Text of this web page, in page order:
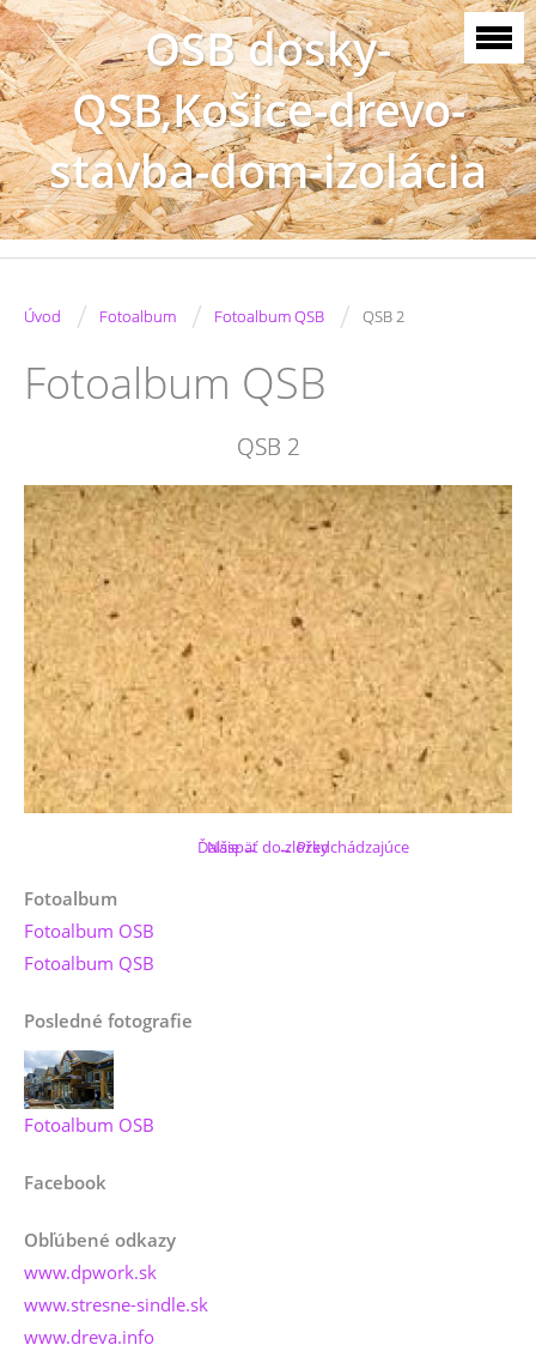
OSB dosky-
QSB,Košice-drevo-
stavba-dom-izolácia
Úvod / Fotoalbum / Fotoalbum QSB / QSB 2
Fotoalbum QSB
QSB 2
← Predchádzajúce
Ďalšie →
Naspäť do zložky
Fotoalbum
Fotoalbum OSB
Fotoalbum QSB
Posledné fotografie
Fotoalbum OSB
Facebook
Obľúbené odkazy
www.dpwork.sk
www.stresne-sindle.sk
www.dreva.info